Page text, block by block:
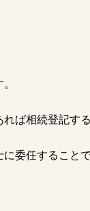
ば相続登記す
委任すること